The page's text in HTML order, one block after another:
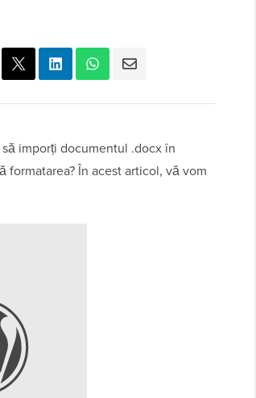
imporți documentul .docx în
În acest articol, vă vom